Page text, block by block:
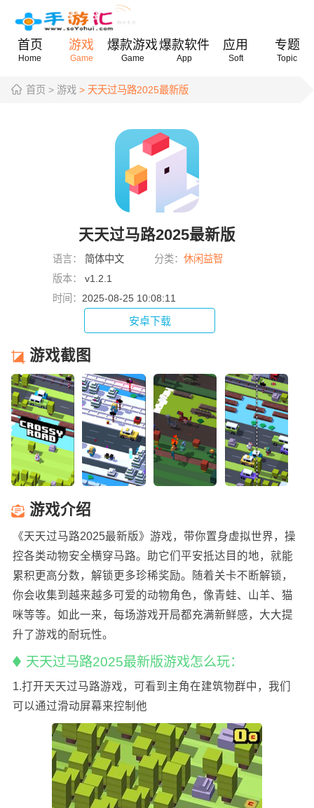
首页
Home
游戏
Game
爆款游戏
Game
爆款软件
App
应用
Soft
专题
Topic
首页 > 游戏 > 天天过马路2025最新版
天天过马路2025最新版
语言： 简体中文 分类： 休闲益智
版本：
v1.2.1
时间： 2025-08-25 10:08:11
安卓下载
游戏截图
游戏介绍
《天天过马路2025最新版》游戏，带你置身虚拟世界，操
控各类动物安全横穿马路。助它们平安抵达目的地，就能
累积更高分数，解锁更多珍稀奖励。随着关卡不断解锁，
你会收集到越来越多可爱的动物角色，像青蛙、山羊、猫
咪等等。如此一来，每场游戏开局都充满新鲜感，大大提
升了游戏的耐玩性。
天天过马路2025最新版游戏怎么玩：
1.打开天天过马路游戏，可看到主角在建筑物群中，我们
可以通过滑动屏幕来控制他